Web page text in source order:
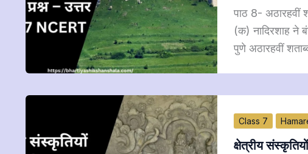
पाठ 8- अठारहवीं
(क) नादिरशाह ने
पुणे अठारहवीं
Class 7
क्षेत्रीय